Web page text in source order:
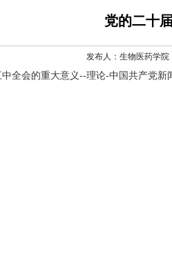
党的二十
发布人：生物医药学
全会的重大意义--理论-中国共产党新